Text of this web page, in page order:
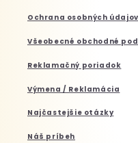
Ochrana osobných
Všeobecné obchodné
Reklamačný poriadok
Výmena / Reklamácia
Najčastejšie otázky
Náš príbeh